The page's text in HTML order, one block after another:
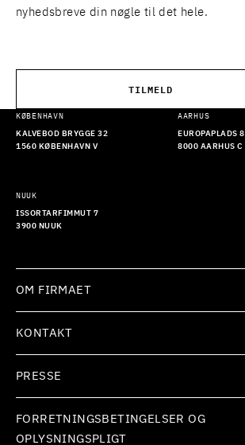
nyhedsbreve din nøgle til det hele.
TILMELD
KØBENHAVN
KALVEBOD BRYGGE 32
1560 KØBENHAVN V
AARHUS
EUROPAPLADS 8
8000 AARHUS C
NUUK
ISSORTARFIMMUT 7
3900 NUUK
OM FIRMAET
KONTAKT
PRESSE
FORRETNINGSBETINGELSER OG
OPLYSNINGSPLIGT